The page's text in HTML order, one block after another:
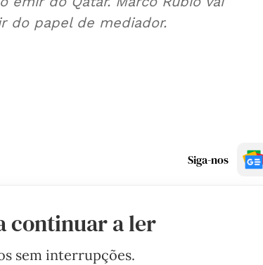
do papel de mediador.
Siga-nos
continuar a ler
sem interrupções.